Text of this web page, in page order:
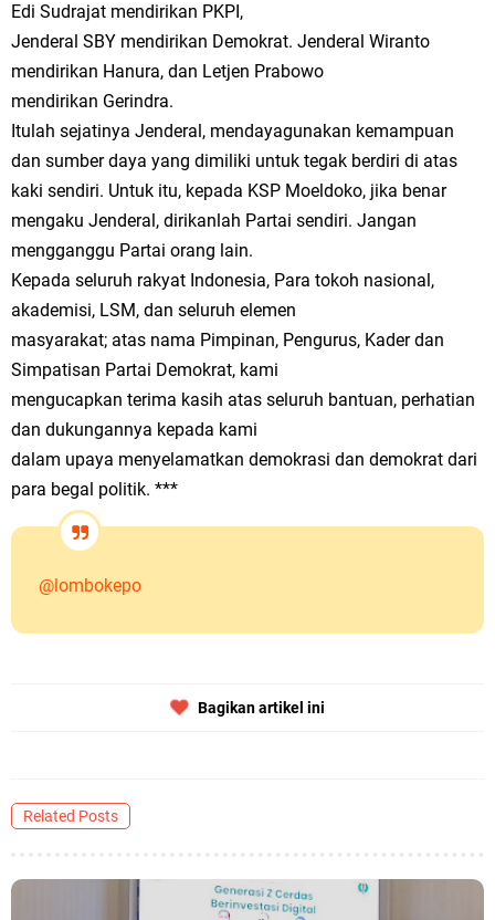
Edi Sudrajat mendirikan PKPI,
Jenderal SBY mendirikan Demokrat. Jenderal Wiranto
mendirikan Hanura, dan Letjen Prabowo
mendirikan Gerindra.
Itulah sejatinya Jenderal, mendayagunakan kemampuan
dan sumber daya yang dimiliki untuk tegak berdiri di atas
kaki sendiri. Untuk itu, kepada KSP Moeldoko, jika benar
mengaku Jenderal, dirikanlah Partai sendiri. Jangan
mengganggu Partai orang lain.
Kepada seluruh rakyat Indonesia, Para tokoh nasional,
akademisi, LSM, dan seluruh elemen
masyarakat; atas nama Pimpinan, Pengurus, Kader dan
Simpatisan Partai Demokrat, kami
mengucapkan terima kasih atas seluruh bantuan, perhatian
dan dukungannya kepada kami
dalam upaya menyelamatkan demokrasi dan demokrat dari
para begal politik. ***
@lombokepo
Bagikan artikel ini
Related Posts